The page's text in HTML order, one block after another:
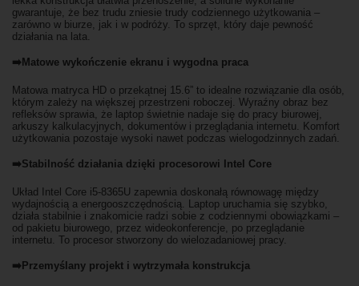
gwarantuje, że bez trudu zniesie trudy codziennego użytkowania –
zarówno w biurze, jak i w podróży. To sprzęt, który daje pewność
działania na lata.
➡️Matowe wykończenie ekranu i wygodna praca
Matowa matryca HD o przekątnej 15.6” to idealne rozwiązanie dla osób,
którym zależy na większej przestrzeni roboczej. Wyraźny obraz bez
refleksów sprawia, że laptop świetnie nadaje się do pracy biurowej,
arkuszy kalkulacyjnych, dokumentów i przeglądania internetu. Komfort
użytkowania pozostaje wysoki nawet podczas wielogodzinnych zadań.
➡️Stabilność działania dzięki procesorowi Intel Core
Układ Intel Core i5-8365U zapewnia doskonałą równowagę między
wydajnością a energooszczędnością. Laptop uruchamia się szybko,
działa stabilnie i znakomicie radzi sobie z codziennymi obowiązkami –
od pakietu biurowego, przez wideokonferencje, po przeglądanie
internetu. To procesor stworzony do wielozadaniowej pracy.
➡️Przemyślany projekt i wytrzymała konstrukcja